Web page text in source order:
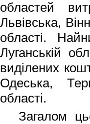
областей
Львівська,
області.
Луганській
виділених
Одеська,
області.
Загалом